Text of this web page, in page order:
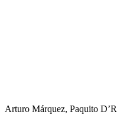
Arturo Márquez, Paquito